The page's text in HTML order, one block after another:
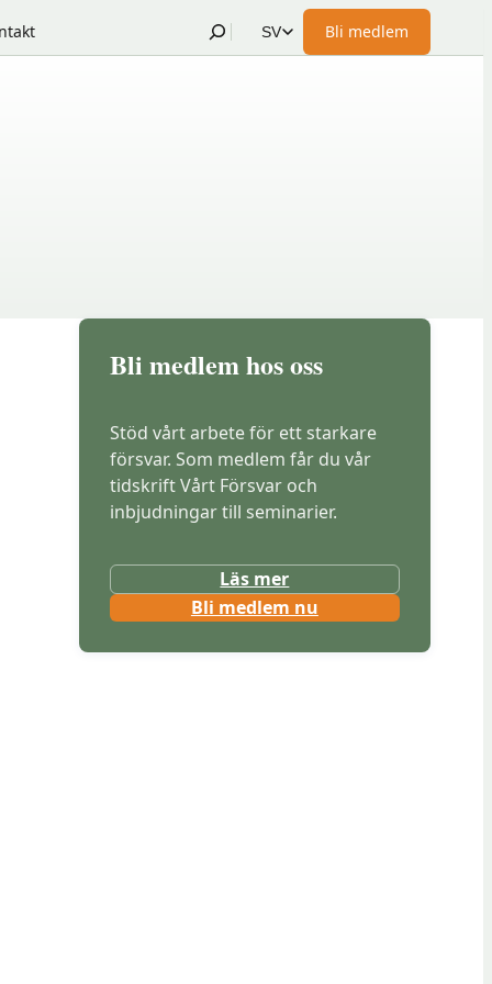
Sök SV Bli medlem
(öppnas
Bli medlem hos oss
Stöd vårt arbete för ett starkare
försvar. Som medlem får du vår
tidskrift Vårt Försvar och
inbjudningar till seminarier.
Läs mer
Bli medlem nu(
p